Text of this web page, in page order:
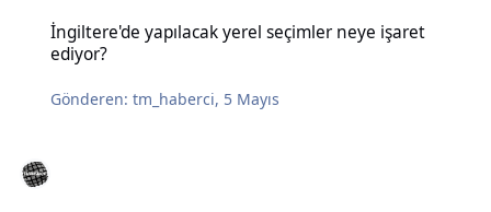
İngiltere'de yapılacak yerel seçimler neye işaret
ediyor?
Gönderen:tm_haberci, 5 Mayıs